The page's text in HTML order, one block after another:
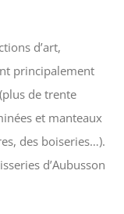
d’art,
principalement
de trente
et manteaux
des boiseries…).
d’Aubusson